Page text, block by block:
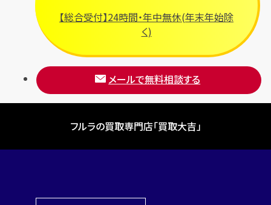
ブレゲ
【総合受付】24時間・年中無休(年末年始除
く)
メールで無料相談する
フルラの買取専門店「買取大吉」